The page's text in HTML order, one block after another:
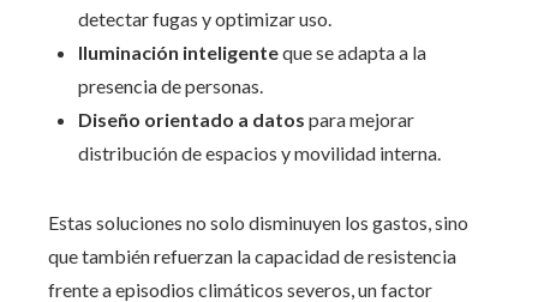
detectar fugas y optimizar uso.
Iluminación inteligenteque se adapta a la
presencia de personas.
Diseño orientado a datos para mejorar
distribución de espacios y movilidad interna.
Estas soluciones no solo disminuyen los gastos, sino
que también refuerzan la capacidad de resistencia
frente a episodios climáticos severos, un factor